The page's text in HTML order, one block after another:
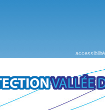
accessibilité